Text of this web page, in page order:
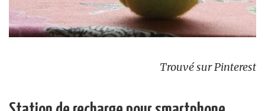
Trouvé sur Pinterest